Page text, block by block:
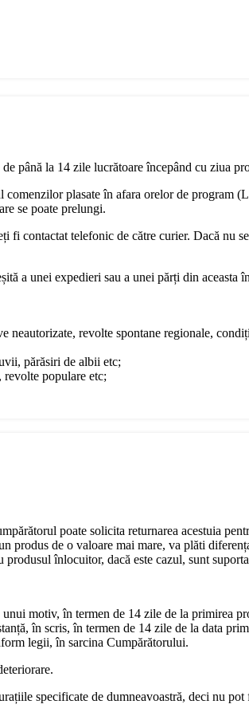
până la 14 zile lucrătoare începând cu ziua
plasate în afara orelor de program
se poate prelungi.
fi contactat telefonic de către curier. Dacă nu
a unei expedieri sau a unei părți din aceasta
neautorizate, revolte spontane regionale,
părăsiri de albii etc;
revolte populare etc;
poate solicita returnarea acestuia
produs de o valoare mai mare, va plăti
înlocuitor, dacă este cazul, sunt
motiv, în termen de 14 zile de la primirea
în scris, în termen de 14 zile de la data
legii, în sarcina Cumpărătorului.
specificate de dumneavoastră, deci nu pot